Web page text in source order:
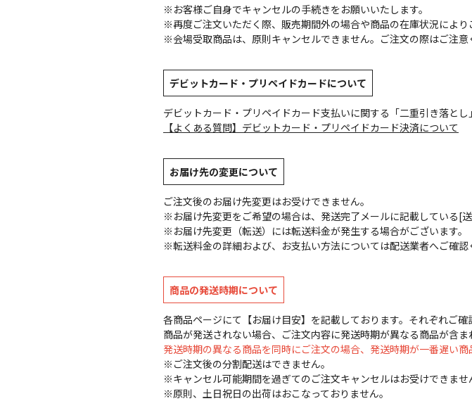
※お客様ご自身でキャンセルの手続きをお願いいたします。
※再度ご注文いただく際、販売期間外の場合や商品の在庫状況により
※会場受取商品は、原則キャンセルできません。ご注文の際はご注意
デビットカード・プリペイドカードについて
デビットカード・プリペイドカード支払いに関する「二重引き落と
【よくある質問】デビットカード・プリペイドカード決済について
お届け先の変更について
ご注文後のお届け先変更はお受けできません。
※お届け先変更をご希望の場合は、発送完了メールに記載している[
※お届け先変更（転送）には転送料金が発生する場合がございます。
※転送料金の詳細および、お支払い方法については配送業者へご確認
商品の発送時期について
各商品ページにて【お届け目安】を記載しております。それぞれご確
商品が発送されない場合、ご注文内容に発送時期が異なる商品が含ま
発送時期の異なる商品を同時にご注文の場合、発送時期が一番遅い商
※ご注文後の分割配送はできません。
※キャンセル可能期間を過ぎてのご注文キャンセルはお受けできませ
※原則、土日祝日の出荷はおこなっておりません。